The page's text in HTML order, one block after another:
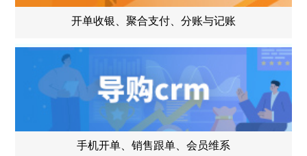
开单收银、聚合支付、分账与记账
手机开单、销售跟单、会员维系